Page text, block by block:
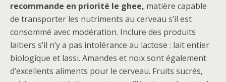
recommande en priorité le ghee, matière capable
de transporter les nutriments au cerveau s’il est
consommé avec modération. Inclure des produits
laitiers s’il n’y a pas intolérance au lactose : lait entier
biologique et lassi. Amandes et noix sont également
d’excellents aliments pour le cerveau. Fruits sucrés,